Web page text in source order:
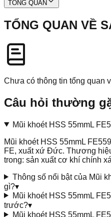
TỔNG QUAN
TỔNG QUAN VỀ
Chưa có thông tin tổng quan
Câu hỏi thường
Mũi khoét HSS 55mmL
Mũi khoét HSS 55mmL
FE, xuất xứ Đức. Thương
trong: sản xuất cơ khí chính
Thông số nổi bật của Mũi
gì?▾
Mũi khoét HSS 55mmL
trước?▾
Mũi khoét HSS 55mmL